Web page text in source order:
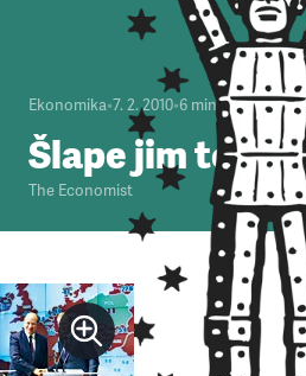
Ekonomika•7. 2. 2010•6 minut
Šlape jim to
The Economist